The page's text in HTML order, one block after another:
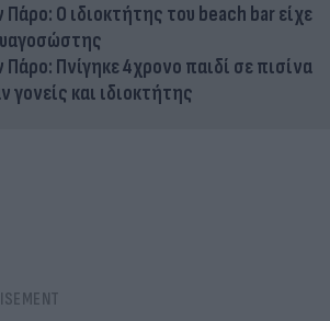
Ο ιδιοκτήτης του beach bar είχε
Πνίγηκε 4χρονο παιδί σε πισίνα
και ιδιοκτήτης